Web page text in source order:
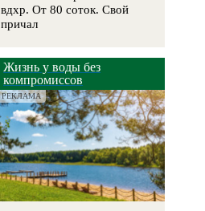
вдхр. От 80 соток. Свой
причал
Жизнь у воды без
компромиссов
РЕКЛАМА